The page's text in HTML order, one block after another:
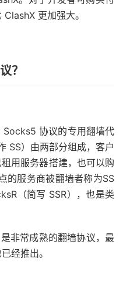
更加强大。
？
协议的专用翻墙代
SS）由两部分组成，客户
用服务器搭建，也可以购
的服务商被翻墙者称为SS
（简写 SSR），也是类
非常成熟的翻墙协议，最
经推出。